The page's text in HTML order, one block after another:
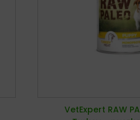
VetExpert RAW